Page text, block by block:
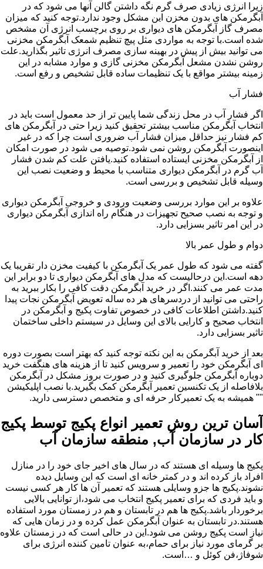
زیرا انرژی زیادی صرف گرم نگه داشتن گالن آنها می شود که در
آبگرمکن های بدون مخزن این مشکل وجود ندارد.توجه کنید که میزان
مصرف گاز آبگرمکن های دیواری بر روی برچسب انرژی آن مشخص
شده است.با توجه به مواردی مثل پیچ تنظیم شمعک آبگرمکن مخزنی
می توانید بیش از پیش در بهینه سازی مصرف انرژی تاثیر بگذارید.علت
روشن نشدن مشعل آبگرمکن مخزنی گازی و موارد مشابه در این
زمینه بیشتر مواقع با یک تنظیمات ساده قابل تشخیص و رفع است.
فشار آب
اگر فشار آب در محل زندگی شما پایین تر از حد معمول است باید در
انتخاب آبگرمکن مناسب بیشتر تحقیق کنید زیرا حتی در آبگرمکن های
کم فشار نیز حداقل میزان فشار آب ضروری است چرا که در غیر
اینصورت آبگرمکن روشن نمی شود.توصیه می شود در صورت امکان
از آبگرمکن مخزنی ایستاده استفاده کنید.یافتن علت کم شدن فشار
آب گرم در آبگرمکن دیواری متناسب با محیط و وضعیت نصب این
وسیله قابل تشخیص و بررسی است.
علاوه بر این موارد بررسی وضعیت ورودی و خروجی آبگرمکن دیواری
و توجه به نصب صحیح تجهیزات در هنگام راه اندازی آبگرمکن دیواری
در این امر تاثیر بسزایی دارد.
دوام و طول عمر بالا
گفته می شود که طول عمر یک آبگرمکن با کیفیت مخزن دار تقریبا یک
دهه است.این درحالیست که مدل های آبگرمکن دیواری تا دو برابر این
مدت عمر می کنند.اگر در خرید آبگرمکن دقت کافی را بکار ببرید به
راحتی می توانید از دردسرهای هر ده ساله تعویض آبگرمکن نجات پیدا
کنید.داشتن اطلاعات کافی در خصوص تفاوت پکیج و آبگرمکن در
انتخاب صحیح و کارایی بالای این وسایل در سیستم داخلی ساختمان
تاثیر بسزایی دارد.
بعد از خرید آبگرمکن به این نکته توجه کنید که بهتر است بصورت دوره
ای آبگرمکن خود را تعمیر و سرویس کنید تا از هزینه های هنگفت خرید
دوباره آبگرمکن جلوگیری کنید و در صورت بروز مشکل در آبگرمکن
بلافاصله از یک تکنسین تعمیر آبگرمکن کمک بگیرید.با نصب اپلیکیشن
"" همیشه به یک تعمیرکار حرفه ای و متخصص دسترسی دارید.
آسان ترین روش تعمیر انواع پکیج توسط پکیج
کار در سازمان آب, منطقه سازمان آب
پکیج ها وسیله ای هستند که در سال های اخیر جای خود را در منازل
افراد باز کرده اند و در کمتر خانه ای است که این وسایل دیده
نشوند.پکیج ها جزو وسایلی هستند که تعمیر آن ها کار هر کسی نیست
و باید فردی که برای تعمیر پکیج انتخاب می شود،از توانایی بالایی
برخوردار باشد.پکیج ها هم در تابستان و هم در زمستان مورد استفاده
هستند.در تابستان به عنوان آبگرمکن عمل کرده و در زمان هایی که
نیاز است پکیج روشن می شود.این در حالی است که در زمستان علاوه
بر گرمای مورد نیاز برای حمام،به عنوان تامین کننده انرژی برای
شوفاژ،فن کوئل و …است.